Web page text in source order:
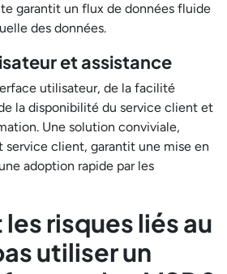
garantit un flux de données fluide
des données.
et assistance
utilisateur, de la facilité
la disponibilité du service client et
Une solution conviviale,
service client, garantit une mise en
adoption rapide par les
risques liés au
utiliser un